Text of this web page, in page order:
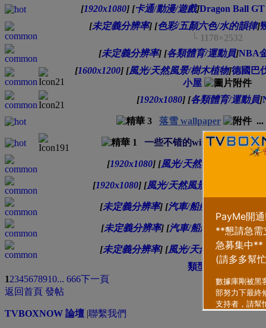
[1920x1080] [卡通/動漫/遊戲]Dragon Ball
[未定義分辨率] [色彩/五顏六色/水的韻律]
└ 1170×2532
[未定義分辨率] [各類體育/運動員]NBA
[1600x1200] [風光/天然風景/樹木植物]德國巴
小屋
[1920x1080] [各類體育/運動員]
落雪 wallpaper ...
一些不错的window7桌面！
[1920x1080] [風光/天然風景/樹木植物
[1920x1080] [風光/天然風景/樹木植物
[未定義分辨率] [汽車/船艦/飛機/交通
[未定義分辨率] [汽車/船艦/飛機/交通]
[未定義分辨率] [風光/天然風景/樹木植
類型
排序方式
12345678910... 666下一頁
返回首頁 發帖
TVBOXNOW 論壇 |聯繫我們